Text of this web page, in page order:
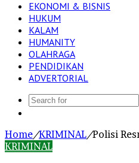
EKONOMI & BISNIS
HUKUM
KALAM
HUMANITY
OLAHRAGA
PENDIDIKAN
ADVERTORIAL
Home/KRIMINAL/Polisi
KRIMINAL